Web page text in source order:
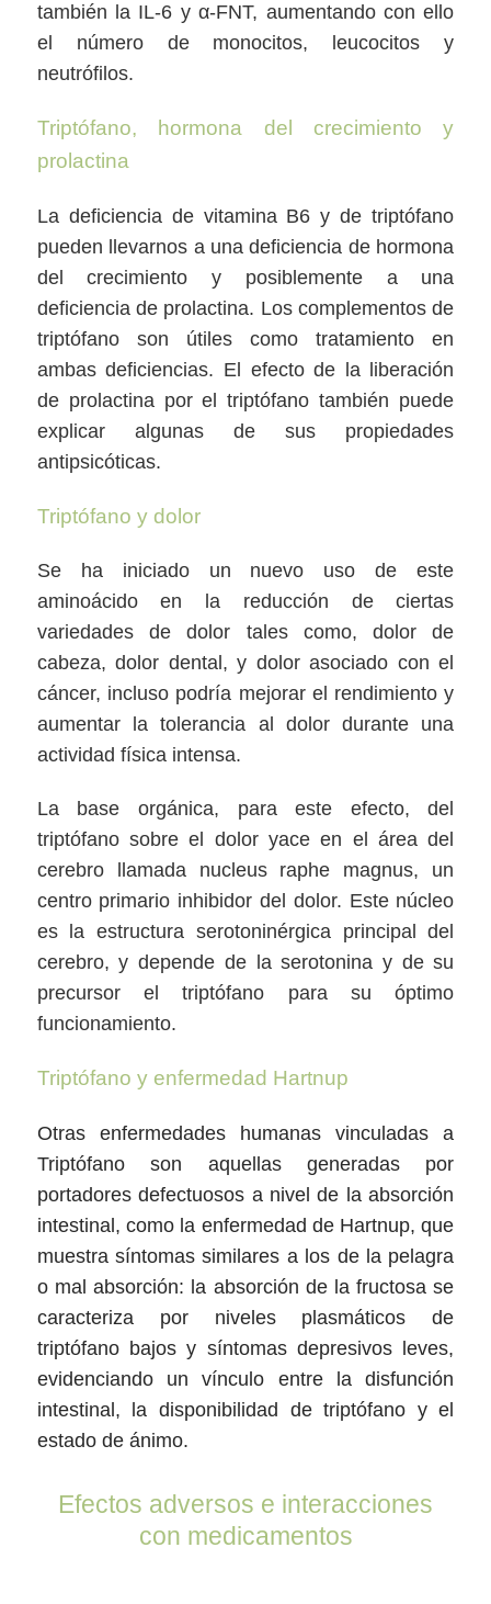
también la IL-6 y α-FNT, aumentando con ello
el número de monocitos, leucocitos y
neutrófilos.
Triptófano, hormona del crecimiento y
prolactina
La deficiencia de vitamina B6 y de triptófano
pueden llevarnos a una deficiencia de hormona
del crecimiento y posiblemente a una
deficiencia de prolactina. Los complementos de
triptófano son útiles como tratamiento en
ambas deficiencias. El efecto de la liberación
de prolactina por el triptófano también puede
explicar algunas de sus propiedades
antipsicóticas.
Triptófano y dolor
Se ha iniciado un nuevo uso de este
aminoácido en la reducción de ciertas
variedades de dolor tales como, dolor de
cabeza, dolor dental, y dolor asociado con el
cáncer, incluso podría mejorar el rendimiento y
aumentar la tolerancia al dolor durante una
actividad física intensa.
La base orgánica, para este efecto, del
triptófano sobre el dolor yace en el área del
cerebro llamada nucleus raphe magnus, un
centro primario inhibidor del dolor. Este núcleo
es la estructura serotoninérgica principal del
cerebro, y depende de la serotonina y de su
precursor el triptófano para su óptimo
funcionamiento.
Triptófano y enfermedad Hartnup
Otras enfermedades humanas vinculadas a
Triptófano son aquellas generadas por
portadores defectuosos a nivel de la absorción
intestinal, como la enfermedad de Hartnup, que
muestra síntomas similares a los de la pelagra
o mal absorción: la absorción de la fructosa se
caracteriza por niveles plasmáticos de
triptófano bajos y síntomas depresivos leves,
evidenciando un vínculo entre la disfunción
intestinal, la disponibilidad de triptófano y el
estado de ánimo.
Efectos adversos e interacciones
con medicamentos